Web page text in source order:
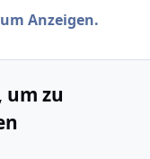
Anzeigen.
um zu